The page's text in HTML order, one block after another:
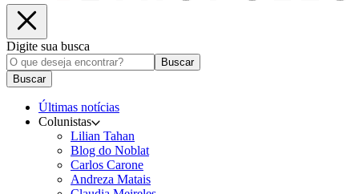
Digite sua busca
Buscar
Buscar
Últimas notícias
Colunistas
Lilian Tahan
Blog do Noblat
Carlos Carone
Andreza Matais